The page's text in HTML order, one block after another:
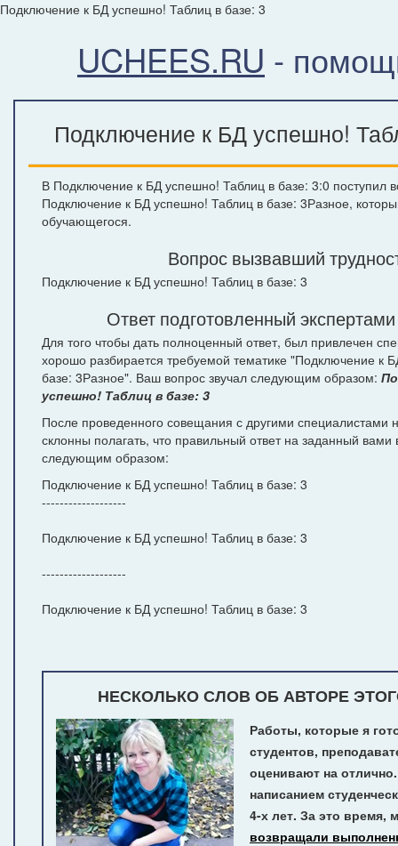
Подключение к БД успешно! Таблиц в базе: 3
UCHEES.RU -
Подключение к БД успешно!
В Подключение к БД успешно! Таблиц в базе: 3:0 поступил
Подключение к БД успешно! Таблиц в базе: 3Разное,
обучающегося.
Вопрос вызвавший
Подключение к БД успешно! Таблиц в базе: 3
Ответ подготовленный
Для того чтобы дать полноценный ответ, был привлечен
хорошо разбирается требуемой тематике "Подключение к
базе: 3Разное". Ваш вопрос звучал следующим образом:
успешно! Таблиц в базе: 3
После проведенного совещания с другими специалистами
склонны полагать, что правильный ответ на заданный вами
следующим образом:
Подключение к БД успешно! Таблиц в базе: 3
-------------------
Подключение к БД успешно! Таблиц в базе: 3
-------------------
Подключение к БД успешно! Таблиц в базе: 3
НЕСКОЛЬКО СЛОВ ОБ АВТОРЕ
Работы, которые я
студентов,
оценивают на
написанием
4-х лет. За это время,
возвращали